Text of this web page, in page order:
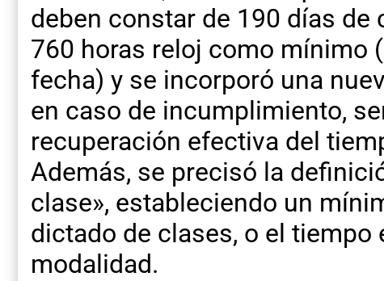
deben constar de 190 días de
760 horas reloj como mínimo
fecha) y se incorporó una
en caso de incumplimiento,
recuperación efectiva del
Además, se precisó la
clase», estableciendo un
dictado de clases, o el
modalidad.